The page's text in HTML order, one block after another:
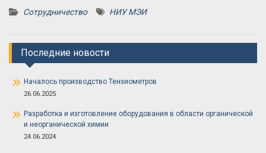
Сотрудничество НИУ МЭИ
Последние новости
Началось производство Тензиометров
26.06.2025
Разработка и изготовление оборудования в области органической
и неорганической химии
24.06.2024